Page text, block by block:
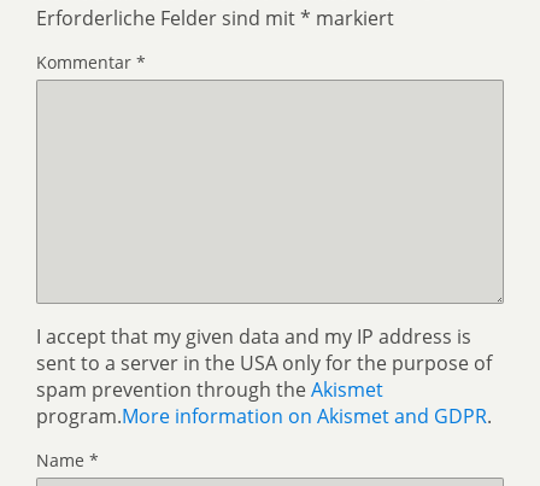
Erforderliche Felder sind mit* markiert
Kommentar *
I accept that my given data and my IP address is
sent to a server in the USA only for the purpose of
spam prevention through theAkismet
program.More information on Akismet and GDPR.
Name *